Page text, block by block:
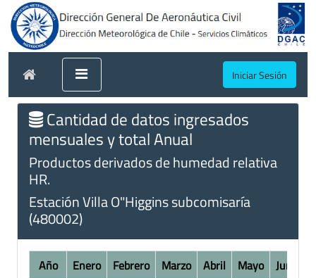
Iniciar Sesión
Cantidad de datos ingresados
mensuales y total Anual
Productos derivados de humedad relativa
HR.
Estación Villa O"Higgins subcomisaría
(480002)
Año Enero Febrero Marzo Abril Mayo Junio